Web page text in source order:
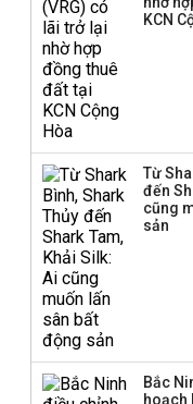
KCN
Từ
đến
cũng
sản
Bắc
hoạch